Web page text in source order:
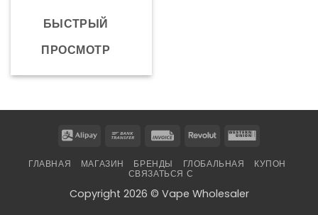
БЫСТРЫЙ
ПРОСМОТР
Alipay
Bank
Invoice RevolutWestern
ГЛАВНАЯ МАГАЗИН БРЕНДЫ ГЛОБАЛЬНАЯ
КУПОН
СВЯЗАТЬСЯ С
Copyright 2026 © Vape Wholesaler